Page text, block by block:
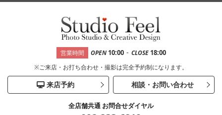
営業時間 OPEN 10:00 - CLOSE 18:00
※ご来店・お打ち合わせ・撮影は完全予約制になります。
来店予約 相談・お問い合わせ
全店舗共通 お問合せダイヤル